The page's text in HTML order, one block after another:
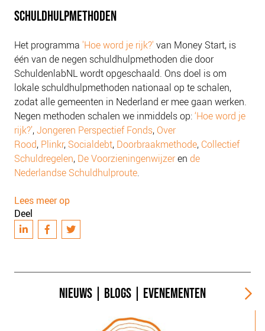
SCHULDHULPMETHODEN
Het programma 'Hoe word je rijk?' van Money Start, is
één van de negen schuldhulpmethoden die door
SchuldenlabNL wordt opgeschaald. Ons doel is om
lokale schuldhulpmethoden nationaal op te schalen,
zodat alle gemeenten in Nederland er mee gaan werken.
Negen methoden schalen we inmiddels op:‘Hoe word je
rijk?’,Jongeren Perspectief Fonds, Over
Rood, Plinkr, Socialdebt, Doorbraakmethode, Collectief
Schuldregelen, De Voorzieningenwijzeren de
Nederlandse Schuldhulproute.
Lees meer op
Deel
NIEUWS BLOGS EVENEMENTEN